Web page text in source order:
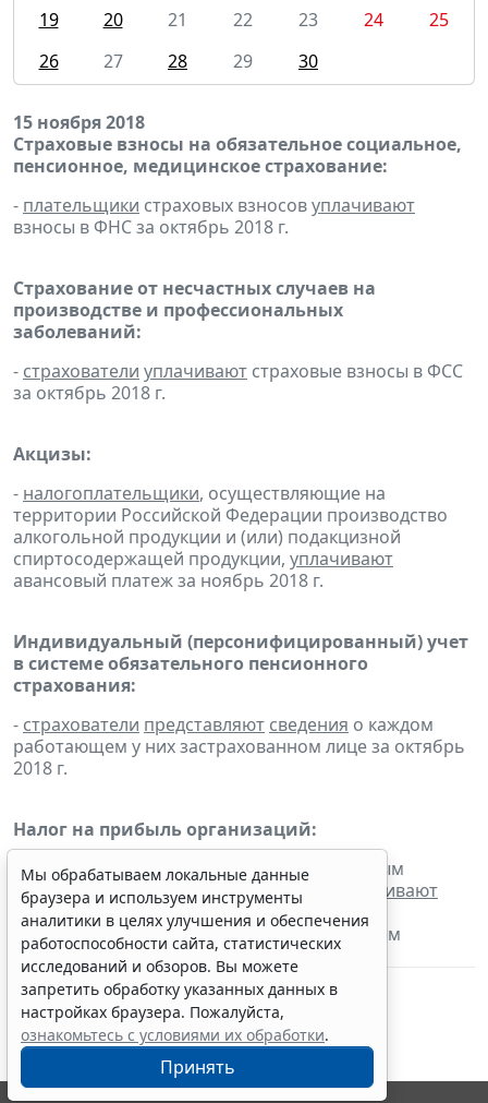
19
20 21 22 23 24
25
26
27 28 29 30
15 ноября 2018
Страховые взносы на обязательное социальное,
пенсионное, медицинское страхование:
- плательщики страховых взносовуплачивают
взносы в ФНС за октябрь 2018 г.
Страхование от несчастных случаев на
производстве и профессиональных
заболеваний:
- страхователи уплачивают страховые взносы в ФСС
за октябрь 2018 г.
Акцизы:
- налогоплательщики, осуществляющие на
территории Российской Федерации производство
алкогольной продукции и (или) подакцизной
спиртосодержащей продукции, уплачивают
авансовый платеж за ноябрь 2018 г.
Индивидуальный (персонифицированный) учет
в системе обязательного пенсионного
страхования:
- страхователи представляют сведения о каждом
работающем у них застрахованном лице за октябрь
2018 г.
Налог на прибыль организаций:
- налогоплательщики, для которых отчетным
периодом по налогу является месяц,
уплачивают
налог с доходов в виде процентов по
государственным и муниципальным ценным
бумагам за октябрь 2018 г.
Мы обрабатываем локальные данные
браузера и используем инструменты
аналитики в целях улучшения и обеспечения
работоспособности сайта, статистических
исследований и обзоров. Вы можете
запретить обработку указанных данных в
настройках браузера. Пожалуйста,
ознакомьтесь с условиями их обработки.
Принять